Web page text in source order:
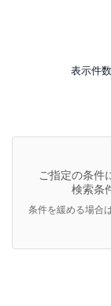
表示件数
ご指定の条件
検索条
条件を緩める場合